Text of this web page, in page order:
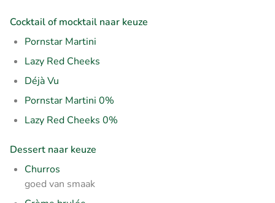
Cocktail of mocktail naar keuze
Pornstar Martini
Lazy Red Cheeks
Déjà Vu
Pornstar Martini 0%
Lazy Red Cheeks 0%
Dessert naar keuze
Churros
goed van smaak